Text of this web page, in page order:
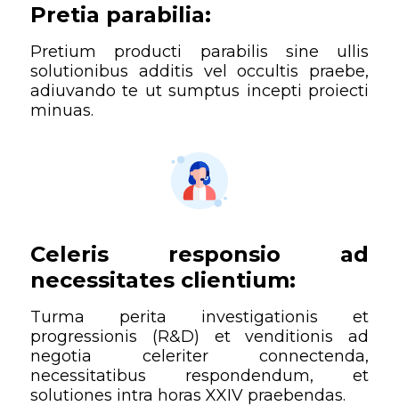
Pretia parabilia:
Pretium producti parabilis sine ullis
solutionibus additis vel occultis praebe,
adiuvando te ut sumptus incepti proiecti
minuas.
Celeris responsio ad
necessitates clientium:
Turma perita investigationis et
progressionis (R&D) et venditionis ad
negotia celeriter connectenda,
necessitatibus respondendum, et
solutiones intra horas XXIV praebendas.